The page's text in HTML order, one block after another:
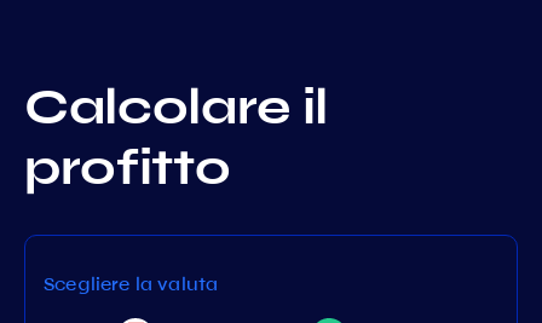
Calcolare il
profitto
Scegliere la valuta